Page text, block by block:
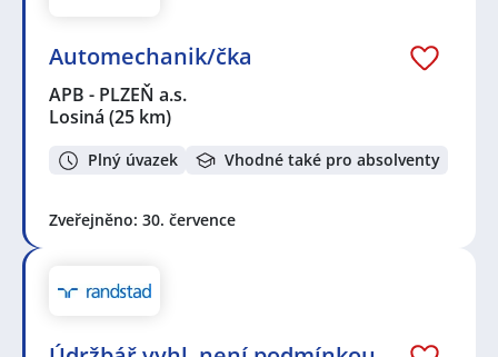
Automechanik/čka
APB - PLZEŇ a.s.
Losiná (25 km)
Plný úvazek Vhodné také pro absolventy
Zveřejněno: 30. července